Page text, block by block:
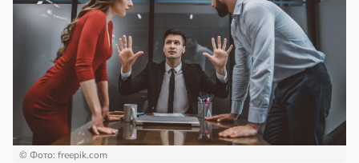
13:55
© Фото: freepik.com
17:21